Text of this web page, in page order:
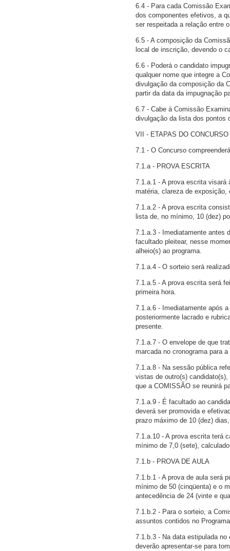
6.4 - Para cada Comissão
dos componentes efetivos, a
ser respeitada a relação entre
6.5 - A composição da
local de inscrição, devendo o
6.6 - Poderá o candidato
qualquer nome que integre a
divulgação da composição da
partir da data da impugnação
6.7 - Cabe à Comissão
divulgação da lista dos pontos
VII - ETAPAS DO CONCURSO
7.1 - O Concurso
7.1.a - PROVA ESCRITA
7.1.a.1 - A prova escrita visará
matéria, clareza de exposição,
7.1.a.2 - A prova escrita
lista de, no mínimo, 10 (dez)
7.1.a.3 - Imediatamente antes
facultado pleitear, nesse
alheio(s) ao programa.
7.1.a.4 - O sorteio será
7.1.a.5 - A prova escrita será
primeira hora.
7.1.a.6 - Imediatamente após
posteriormente lacrado e
presente.
7.1.a.7 - O envelope de que
marcada no cronograma para
7.1.a.8 - Na sessão pública
vistas de outro(s)
que a COMISSÃO se reunirá
7.1.a.9 - É facultado ao
deverá ser promovida e
prazo máximo de 10 (dez)
7.1.a.10 - A prova escrita terá
mínimo de 7,0 (sete),
7.1.b - PROVA DE AULA
7.1.b.1 - A prova de aula será
mínimo de 50 (cinqüenta) e o
antecedência de 24 (vinte e
7.1.b.2 - Para o sorteio, a
assuntos contidos no
7.1.b.3 - Na data estipulada
deverão apresentar-se para